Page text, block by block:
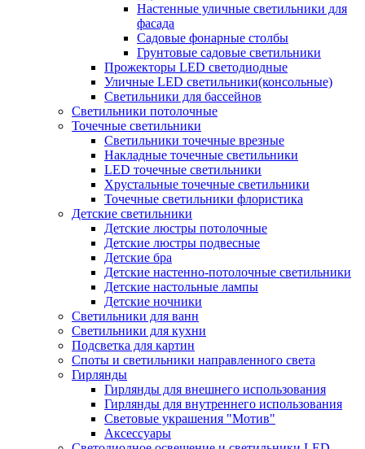
Настенные уличные светильники для
фасада
Садовые фонарные столбы
Грунтовые садовые светильники
Прожекторы LED светодиодные
Уличные LED светильники(консольные)
Светильники для бассейнов
Светильники потолочные
Точечные светильники
Светильники точечные врезные
Накладные точечные светильники
LED точечные светильники
Хрустальные точечные светильники
Точечные светильники флористика
Детские светильники
Детские люстры потолочные
Детские люстры подвесные
Детские бра
Детские настенно-потолочные светильники
Детские настольные лампы
Детские ночники
Светильники для ванн
Светильники для кухни
Подсветка для картин
Споты и светильники направленного света
Гирлянды
Гирлянды для внешнего использования
Гирлянды для внутреннего использования
Световые украшения "Мотив"
Аксессуары